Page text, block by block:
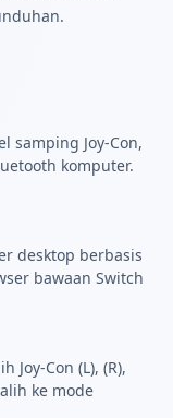
samping Joy-Con,
komputer.
desktop berbasis
bawaan Switch
Joy-Con (L), (R),
ke mode